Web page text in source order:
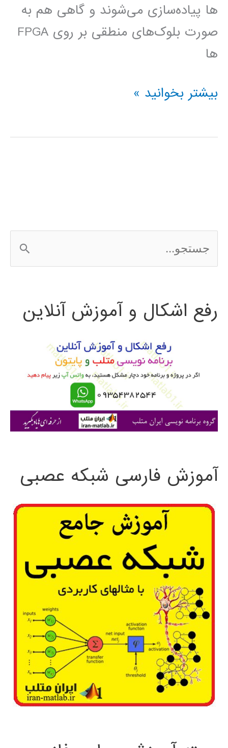
ها پیاده‌سازی می‌شوند و گاهی هم به
صورت بلوک‌های منطقی بر روی FPGA
ها
فیلترهای
مبتنی
بیشتر بخوانید »
س
ج
ی
رفع اشکال و آموزش آنلاین
آموزش فارسی شبکه عصبی